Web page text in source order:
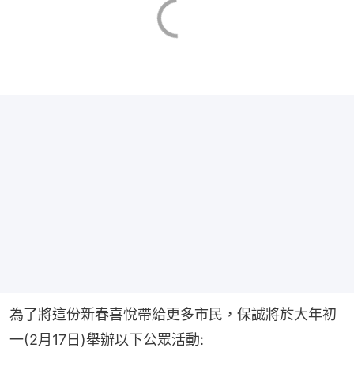
為了將這份新春喜悅帶給更多市民，保誠將於大年初
一(2月17日)舉辦以下公眾活動: